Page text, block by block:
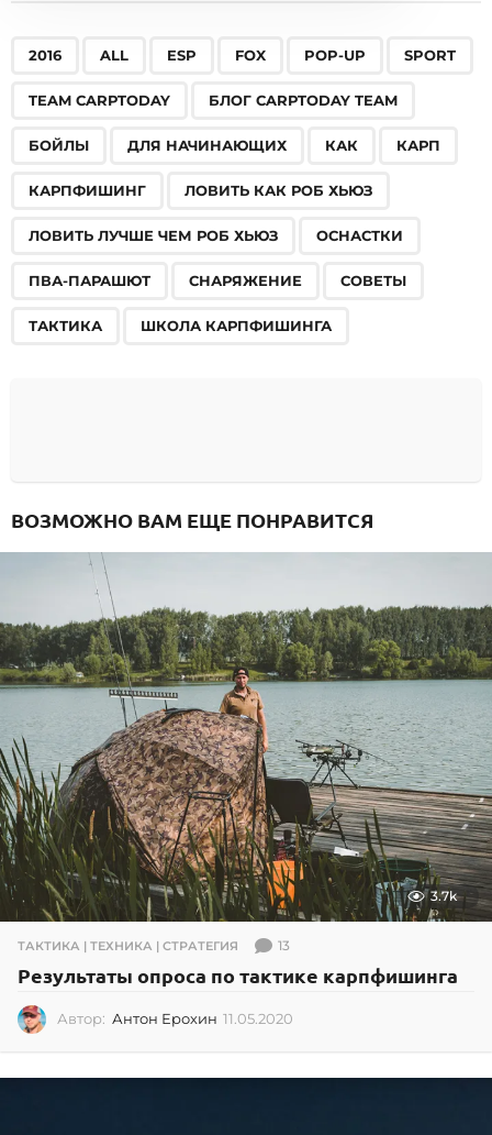
2016 ALL ESP FOX POP-UP SPORT
TEAM CARPTODAY БЛОГ CARPTODAY TEAM
БОЙЛЫ ДЛЯ НАЧИНАЮЩИХ КАК КАРП
КАРПФИШИНГ ЛОВИТЬ КАК РОБ ХЬЮЗ
ЛОВИТЬ ЛУЧШЕ ЧЕМ РОБ ХЬЮЗ ОСНАСТКИ
ПВА-ПАРАШЮТ СНАРЯЖЕНИЕ СОВЕТЫ
ТАКТИКА ШКОЛА КАРПФИШИНГА
ВОЗМОЖНО ВАМ ЕЩЕ ПОНРАВИТСЯ
3.7k
ТАКТИКА | ТЕХНИКА | СТРАТЕГИЯ 13
Результаты опроса по тактике карпфишинга
Автор: Антон Ерохин 11.05.2020
0